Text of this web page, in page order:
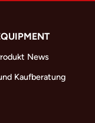
News
Kaufberatung